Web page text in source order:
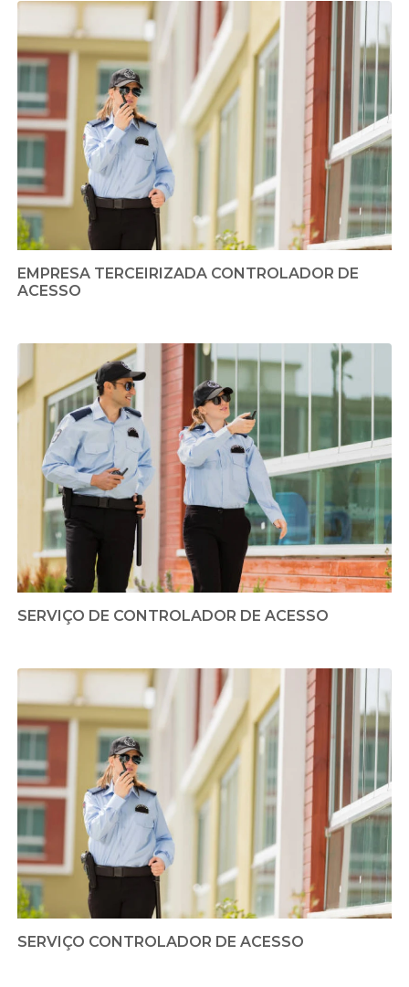
EMPRESA TERCEIRIZADA CONTROLADOR DE
ACESSO
SERVIÇO DE CONTROLADOR DE ACESSO
SERVIÇO CONTROLADOR DE ACESSO